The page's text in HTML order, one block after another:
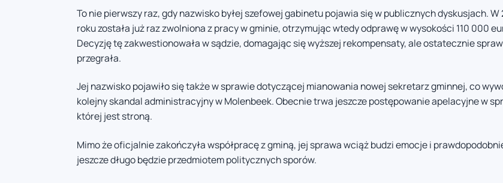
To nie pierwszy raz, gdy nazwisko byłej szefowej gabinetu pojawia się w publicznych dyskusjach. W
roku została już raz zwolniona z pracy w gminie, otrzymując wtedy odprawę w wysokości 110 000
Decyzję tę zakwestionowała w sądzie, domagając się wyższej rekompensaty, ale ostatecznie
przegrała.
Jej nazwisko pojawiło się także w sprawie dotyczącej mianowania nowej sekretarz gminnej, co
kolejny skandal administracyjny w Molenbeek. Obecnie trwa jeszcze postępowanie apelacyjne w
której jest stroną.
Mimo że oficjalnie zakończyła współpracę z gminą, jej sprawa wciąż budzi emocje i
jeszcze długo będzie przedmiotem politycznych sporów.